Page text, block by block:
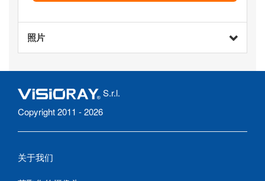
照片
S.r.l.
Copyright 2011 - 2026
关于我们